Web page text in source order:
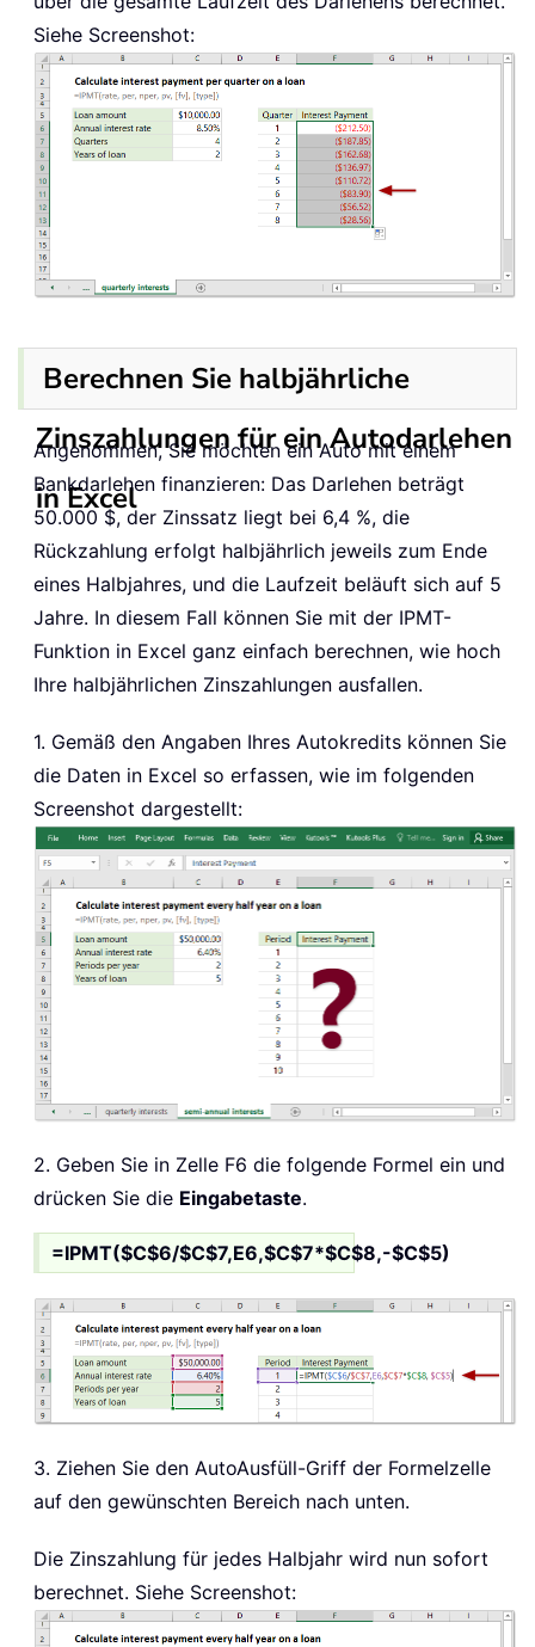
Siehe Screenshot:
Berechnen Sie halbjährliche
Zinszahlungen für ein Autodarlehen
in Excel
Angenommen, Sie möchten ein Auto mit einem
Bankdarlehen finanzieren: Das Darlehen beträgt
50.000 $, der Zinssatz liegt bei 6,4 %, die
Rückzahlung erfolgt halbjährlich jeweils zum Ende
eines Halbjahres, und die Laufzeit beläuft sich auf 5
Jahre. In diesem Fall können Sie mit der IPMT-
Funktion in Excel ganz einfach berechnen, wie hoch
Ihre halbjährlichen Zinszahlungen ausfallen.
1. Gemäß den Angaben Ihres Autokredits können Sie
die Daten in Excel so erfassen, wie im folgenden
Screenshot dargestellt:
2. Geben Sie in Zelle F6 die folgende Formel ein und
drücken Sie die Eingabetaste.
=IPMT($C$6/$C$7,E6,$C$7*$C$8,-$C$5)
3. Ziehen Sie den AutoAusfüll-Griff der Formelzelle
auf den gewünschten Bereich nach unten.
Die Zinszahlung für jedes Halbjahr wird nun sofort
berechnet. Siehe Screenshot: